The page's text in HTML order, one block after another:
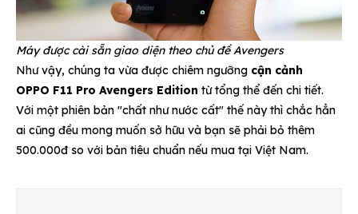
Máy được cài sẵn giao diện theo chủ đề Avengers
Như vậy, chúng ta vừa được chiêm ngưỡng cận cảnh
OPPO F11 Pro Avengers Edition từ tổng thể đến chi tiết.
Với một phiên bản "chất như nước cất" thế này thì chắc hẳn
ai cũng đều mong muốn sở hữu và bạn sẽ phải bỏ thêm
500.000đ so với bản tiêu chuẩn nếu mua tại Việt Nam.